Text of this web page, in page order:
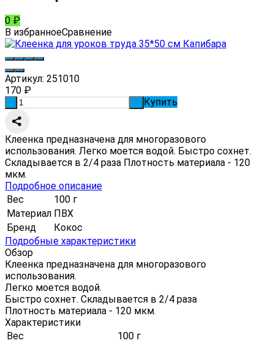
0 ₽
В избранноеСравнение
Артикул: 251010
170 ₽
Купить
Клеенка предназначена для многоразового
использования. Легко моется водой. Быстро сохнет.
Складывается в 2/4 раза Плотность материала - 120
мкм.
Подробное описание
Вес
100 г
Материал ПВХ
Бренд
Кокос
Подробные характеристики
Обзор
Клеенка предназначена для многоразового
использования.
Легко моется водой.
Быстро сохнет. Складывается в 2/4 раза
Плотность материала - 120 мкм.
Характеристики
Вес
100 г